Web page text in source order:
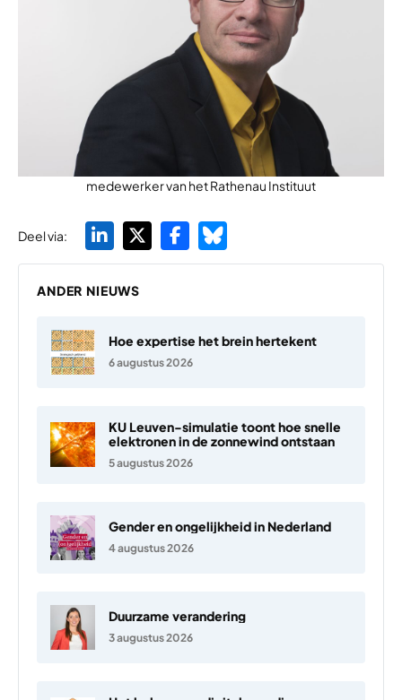
medewerker van het Rathenau Instituut
Deel via:
ANDER NIEUWS
Hoe expertise het brein hertekent
6 augustus 2026
KU Leuven-simulatie toont hoe snelle
elektronen in de zonnewind ontstaan
5 augustus 2026
Gender en ongelijkheid in Nederland
4 augustus 2026
Duurzame verandering
3 augustus 2026